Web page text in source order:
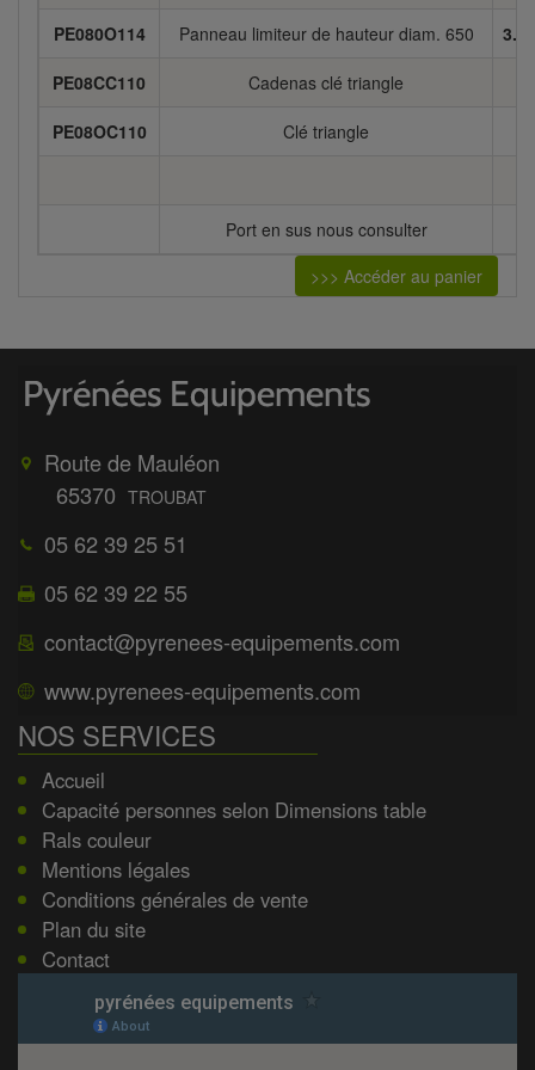
PE080O114 Panneau limiteur de hauteur diam. 650
PE08CC110 Cadenas clé triangle
PE08OC110 Clé triangle
Port en sus nous consulter
>>> Accéder au panier
Route de Mauléon
65370 TROUBAT
05 62 39 25 51
05 62 39 22 55
contact@pyrenees-equipements.com
www.pyrenees-equipements.com
NOS SERVICES
Accueil
Capacité personnes selon Dimensions table
Rals couleur
Mentions légales
Conditions générales de vente
Plan du site
Contact